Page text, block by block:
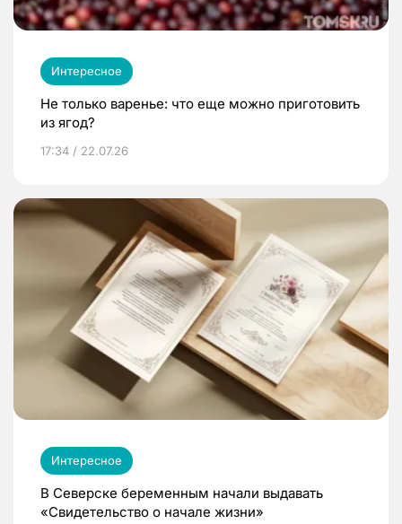
Интересное
Не только варенье: что еще можно приготовить
из ягод?
17:34 / 22.07.26
Интересное
В Северске беременным начали выдавать
«Свидетельство о начале жизни»